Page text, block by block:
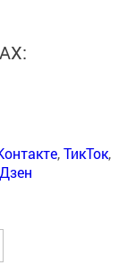
,ТикТок,